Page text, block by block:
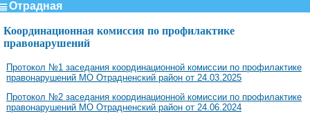
Отрадная
Координационная комиссия по профилактике
правонарушений
Протокол №1 заседания координационной комиссии по профилактике
правонарушений МО Отрадненский район от 24.03.2025
Протокол №2 заседания координационной комиссии по профилактике
правонарушений МО Отрадненский район от 24.06.2024